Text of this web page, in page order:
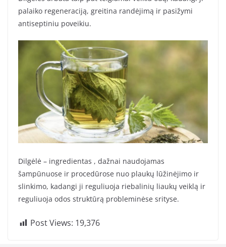
palaiko regeneraciją, greitina randėjimą ir pasižymi
antiseptiniu poveikiu.
Dilgėlė – ingredientas , dažnai naudojamas
šampūnuose ir procedūrose nuo plaukų lūžinėjimo ir
slinkimo, kadangi ji reguliuoja riebalinių liaukų veiklą ir
reguliuoja odos struktūrą probleminėse srityse.
Post Views: 19,376